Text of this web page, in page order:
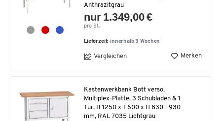
Anthrazitgrau
nur 1.349,00 €
pro St.
Lieferzeit: innerhalb 3 Wochen
Vergleichen Merken
Kastenwerkbank Bott verso,
Multiplex-Platte, 3 Schubladen & 1
Tür, B 1250 x T 600 x H 830 - 930
mm, RAL 7035 Lichtgrau